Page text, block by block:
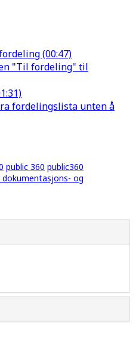
(00:47)
"Til fordeling" til
fordelingslista unten å
public 360 public360
og